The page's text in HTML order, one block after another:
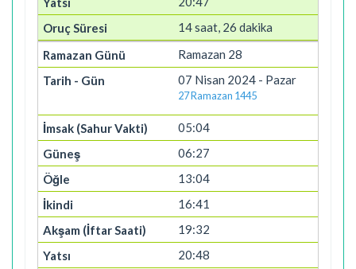
14 saat, 26 dakika
Ramazan 28
07 Nisan 2024 - Pazar
27 Ramazan 1445
05:04
06:27
13:04
16:41
19:32
20:48